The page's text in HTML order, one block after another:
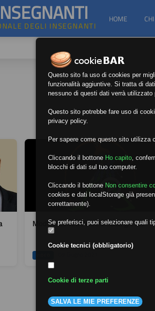
DEGLI INSEGNANTI
HOME
Modifichiamo il Decreto Sostegni Bis
Questo sito fa uso di cookies per
funzionalità aggiuntive. Si tratta di
nessuno di questi dati verrà
Questo sito potrebbe fare uso di
privacy policy.
Per sapere come questo sito utilizza
Cliccando il bottone Ho capito,
blocchi di dati sul tuo computer.
Cliccando il bottone Non consentire
cookies e dati localStorage già
correttamente).
Se preferisci, puoi selezionare quali
Cookie tecnici (obbligatorio)
Cookie di terze parti
SALVA LE MIE PREFERENZE